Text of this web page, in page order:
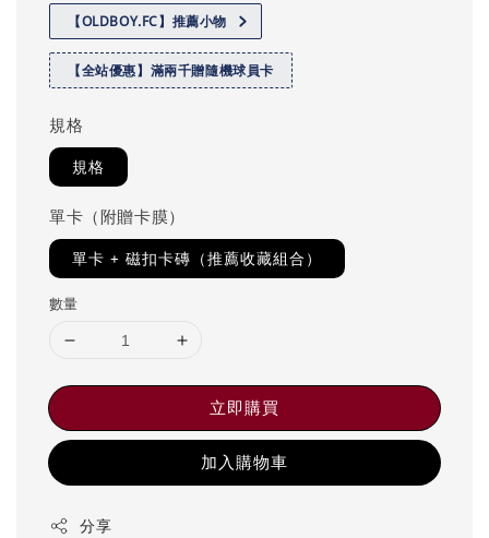
【OLDBOY.FC】推薦小物
【全站優惠】滿兩千贈隨機球員卡
規格
規格
單卡（附贈卡膜）
單卡 + 磁扣卡磚（推薦收藏組合）
數量
立即購買
加入購物車
分享